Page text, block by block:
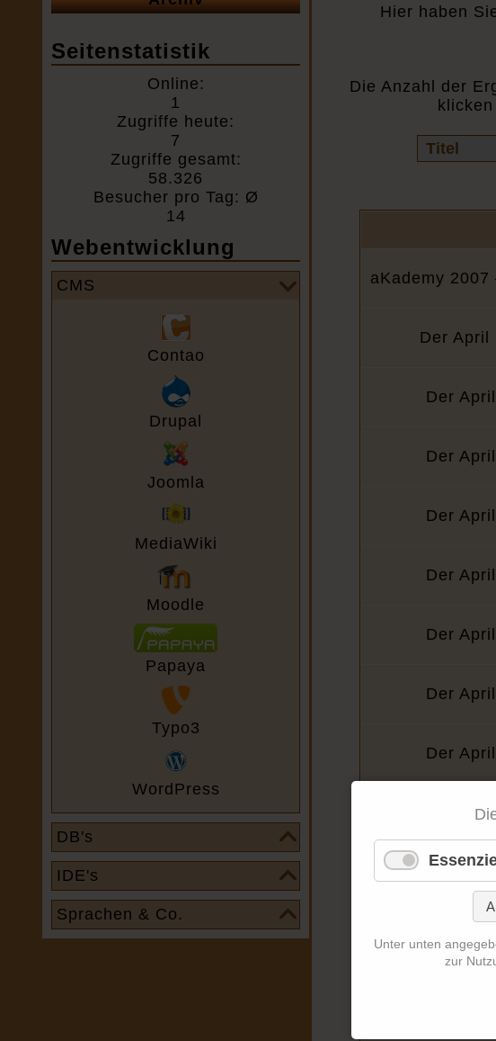
Hier haben
Die Anzahl der
Felder
aKademy 2007
Der April
Der
Der
Der
Der
Der
Der
Der
Der
Der
Seitenstatistik
Online:
1
Zugriffe heute:
7
Zugriffe gesamt:
58.326
Besucher pro Tag: Ø
14
Webentwicklung
CMS
Contao
Drupal
Joomla
MediaWiki
Moodle
Papaya
Typo3
WordPress
DB's
IDE's
Sprachen & Co.
Unter unten
zur